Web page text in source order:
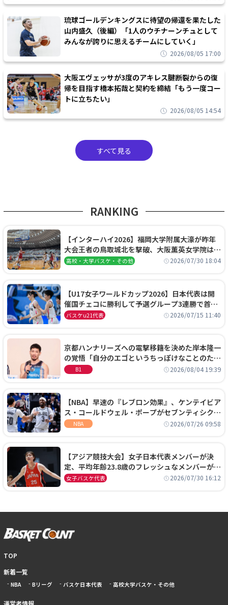
琉球ゴールデンキングスに待望の帰還を果たした
山内盛久（後編）「1人のウチナーンチュとして
みんなが誇りに思えるチームにしていく」
2026/08/05 17:00
大阪エヴェッサが3度のアキレス腱断裂からの復
帰を目指す橋本拓哉と契約を締結「もう一度コー
トに立ちたい」
2026/08/05 14:54
すべて見る
RANKING
【インターハイ2026】福岡大学附属大濠が昨年
大会王者の鳥取城北を撃破、大阪薫英女学院は岐
阜女子に完勝、大会3日目試合結果
高校・大学バスケ・その他 2026/07/30 18:04
【U17女子ワールドカップ2026】日本代表は開
催国チェコに勝利して予選グループ3連勝で首位
通過！準々決勝の相手はエジプトに決定
バスケu21代表 2026/07/15 11:40
京都ハンナリーズへの電撃移籍を決めた岸本隆一
の覚悟「自分のエゴというちっぽけなことのため
に、京都に来たわけではない」
B1 2026/08/04 19:39
【NBA】早速の『レブロン効果』、ケンテイビア
ス・コールドウェル・ポープがセブンティシクサ
ーズに1年契約で加入
NBA 2026/07/26 09:58
【アジア競技大会】女子日本代表メンバーが決
定、平均年齢23.8歳のフレッシュなメンバーが日
本開催の大舞台で頂点を狙う
女子バスケ代表 2026/07/30 16:12
TOP
新着一覧
NBA Bリーグ バスケ日本代表 高校大学バスケ・その他
運営者情報